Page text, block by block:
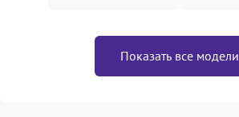
Показать все модели